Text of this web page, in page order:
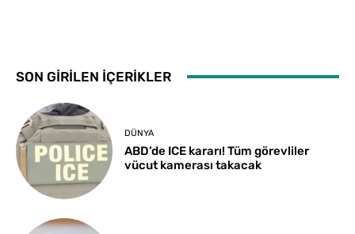
SON GİRİLEN İÇERİKLER
DÜNYA
ABD’de ICE kararı! Tüm görevliler
vücut kamerası takacak